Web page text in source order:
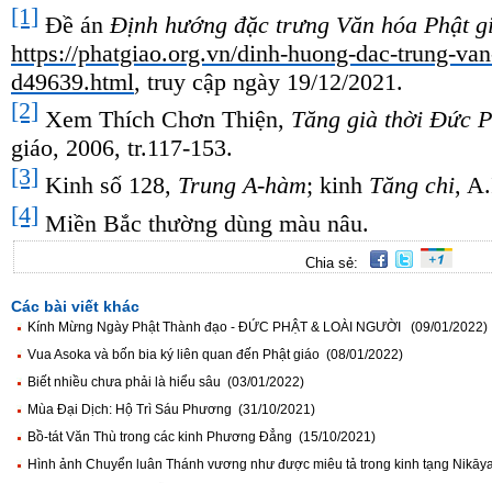
[1] Đề ánĐịnh hướng đặc trưng Văn hóa Phật
https://phatgiao.org.vn/dinh-huong-dac-trung-
d49639.html, truy cập ngày 19/12/2021.
[2] Xem Thích Chơn Thiện, Tăng già thời Đức
giáo, 2006, tr.117-153.
[3] Kinh số 128, Trung A-hàm; kinh Tăng chi,
[4] Miền Bắc thường dùng màu nâu.
Chia sẻ:
Các bài viết khác
Kính Mừng Ngày Phật Thành đạo - ĐỨC PHẬT & LOÀI NGƯỜI (09/01/2022)
Vua Asoka và bốn bia ký liên quan đến Phật giáo (08/01/2022)
Biết nhiều chưa phải là hiểu sâu (03/01/2022)
Mùa Đại Dịch: Hộ Trì Sáu Phương (31/10/2021)
Bồ-tát Văn Thù trong các kinh Phương Đẳng (15/10/2021)
Hình ảnh Chuyển luân Thánh vương như được miêu tả trong kinh tạng